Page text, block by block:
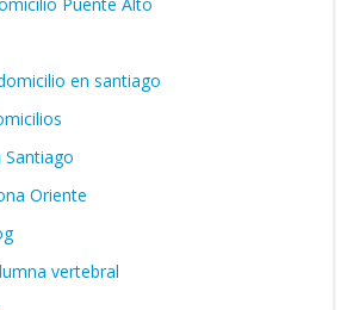
en santiago
Oriente
vertebral